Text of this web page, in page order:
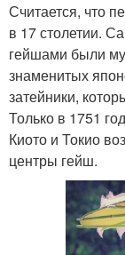
Считается, что
в 17 столетии.
гейшами были
знаменитых
затейники,
Только в 1751
Киото и Токио
центры гейш.